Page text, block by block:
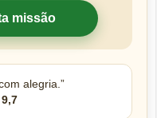
missão
alegria.”